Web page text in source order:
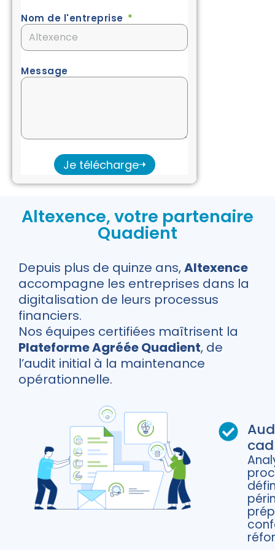
Nom de l'entreprise
Message
Je télécharge
Altexence, votre partenaire
Quadient
Depuis plus de quinze ans,Altexence
accompagne les entreprises dans la
digitalisation de leurs processus
financiers.
Nos équipes certifiées maîtrisent la
Plateforme Agréée Quadient, de
l’audit initial à la maintenance
opérationnelle.